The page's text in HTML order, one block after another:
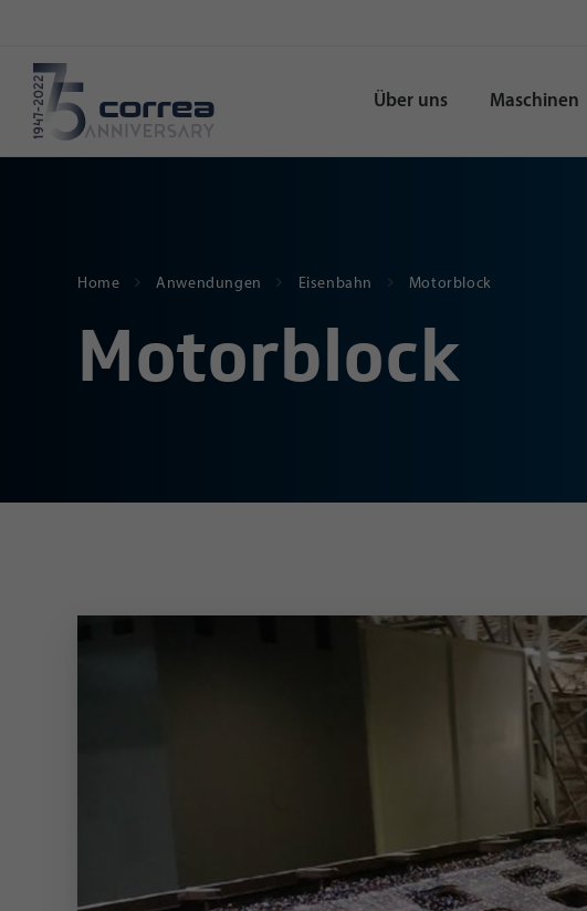
Über uns Maschinen
Home Anwendungen Eisenbahn Motorblock
Motorblock